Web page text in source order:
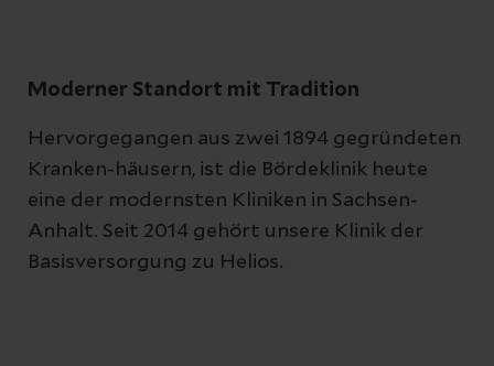
Moderner Standort mit Tradition
Hervorgegangen aus zwei 1894 gegründeten
Kranken-häusern, ist die Bördeklinik heute
eine der modernsten Kliniken in Sachsen-
Anhalt. Seit 2014 gehört unsere Klinik der
Basisversorgung zu Helios.